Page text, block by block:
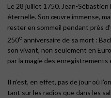
Le 28 juillet 1750, Jean-
éternelle. Son œuvre immense,
rester en sommeil pendant près
250e anniversaire de sa mort :
son vivant, non seulement en
par la magie des
Il n’est, en effet, pas de jour où
tant sur les radios que dans les